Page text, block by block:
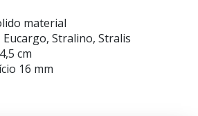
material
Stralino, Stralis
cm
16 mm